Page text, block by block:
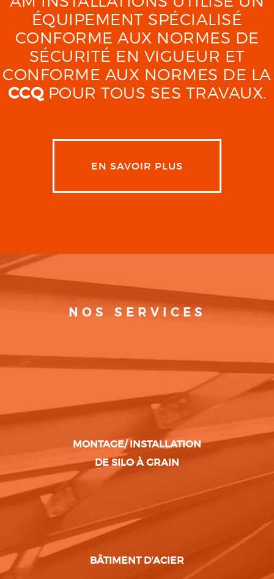
ÉQUIPEMENT SPÉCIALISÉ
CONFORME AUX NORMES DE
SÉCURITÉ EN VIGUEUR ET
CONFORME AUX NORMES DE LA
CCQPOUR TOUS SES TRAVAUX.
EN SAVOIR PLUS
NOS SERVICES
MONTAGE/ INSTALLATION
DE SILO À GRAIN
BÂTIMENT D'ACIER